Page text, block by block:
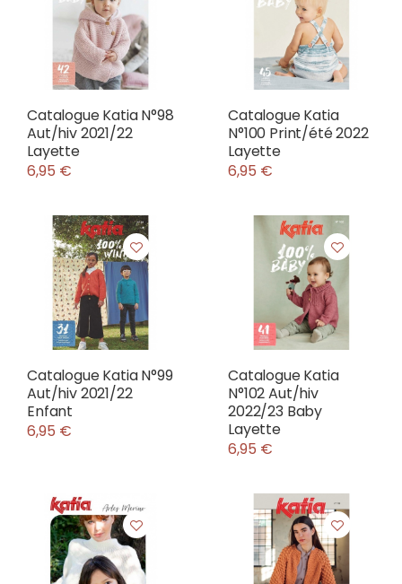
Catalogue Katia N°98
Aut/hiv 2021/22
Layette
6,95 €
Catalogue Katia
N°100 Print/été 2022
Layette
6,95 €
Catalogue Katia N°99
Aut/hiv 2021/22
Enfant
6,95 €
Catalogue Katia
N°102 Aut/hiv
2022/23 Baby
Layette
6,95 €